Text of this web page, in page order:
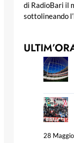
di RadioBari il
sottolineando
28